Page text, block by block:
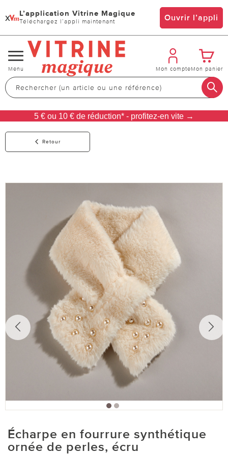
x L’application Vitrine Magique
Téléchargez l’appli maintenant Ouvrir l’appli
Changer
de
navigation
Menu Mon compteMon panier
5 € ou 10 € de réduction* - profitez-en vite →
Retour
Écharpe en fourrure synthétique
ornée de perles, écru